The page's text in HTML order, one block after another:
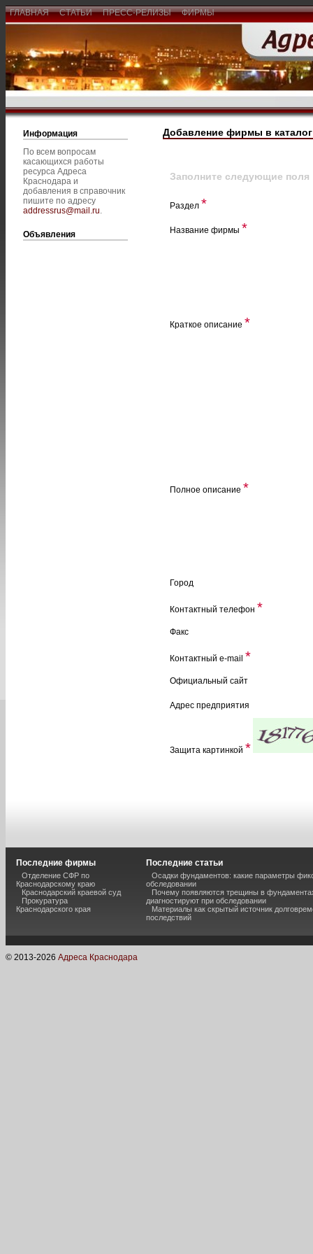
ГЛАВНАЯ СТАТЬИ ПРЕСС-РЕЛИЗЫ ФИРМЫ
Информация
По всем вопросам
касающихся работы
ресурса Адреса
Краснодара и
добавления в справочник
пишите по адресу
addressrus@mail.ru.
Объявления
Добавление фирмы в каталог
Заполните следующие поля
Раздел *
Название фирмы *
Краткое описание *
Полное описание *
Город
Контактный телефон *
Факс
Контактный e-mail *
Официальный сайт
Адрес предприятия
Защита картинкой *
Последние фирмы
Отделение СФР по
Краснодарскому краю
Краснодарский краевой суд
Прокуратура
Краснодарского края
Последние статьи
Осадки фундаментов: какие параметры
обследовании
Почему появляются трещины в
диагностируют при обследовании
Материалы как скрытый источник
последствий
© 2013-2026 Адреса Краснодара